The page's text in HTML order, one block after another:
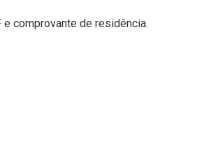
e comprovante de residência.